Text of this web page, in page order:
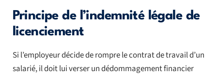
Principe de l’indemnité légale de
licenciement
Si l’employeur décide de rompre le contrat de travail d’un
salarié, il doit lui verser un dédommagement financier